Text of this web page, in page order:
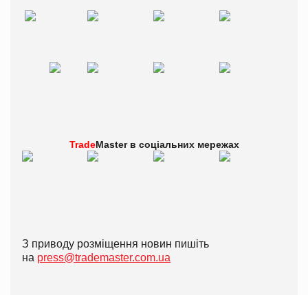
TradeMaster в соціальних мережах
З приводу розміщення новин пишіть
на press@trademaster.com.ua